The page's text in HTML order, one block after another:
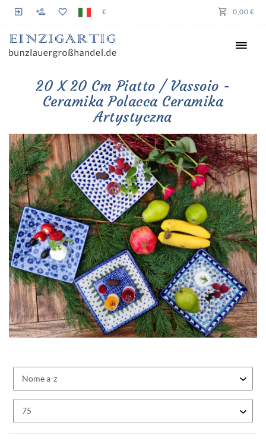
€ 0,00 €
20 X 20 Cm Piatto / Vassoio -
Ceramika Polacca Ceramika
Artystyczna